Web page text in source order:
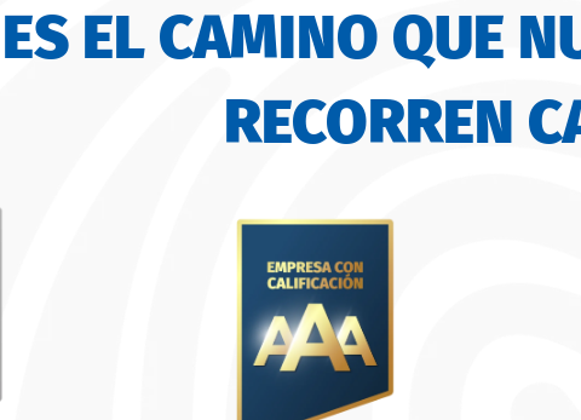
ES EL CAMINO QUE
RECORREN